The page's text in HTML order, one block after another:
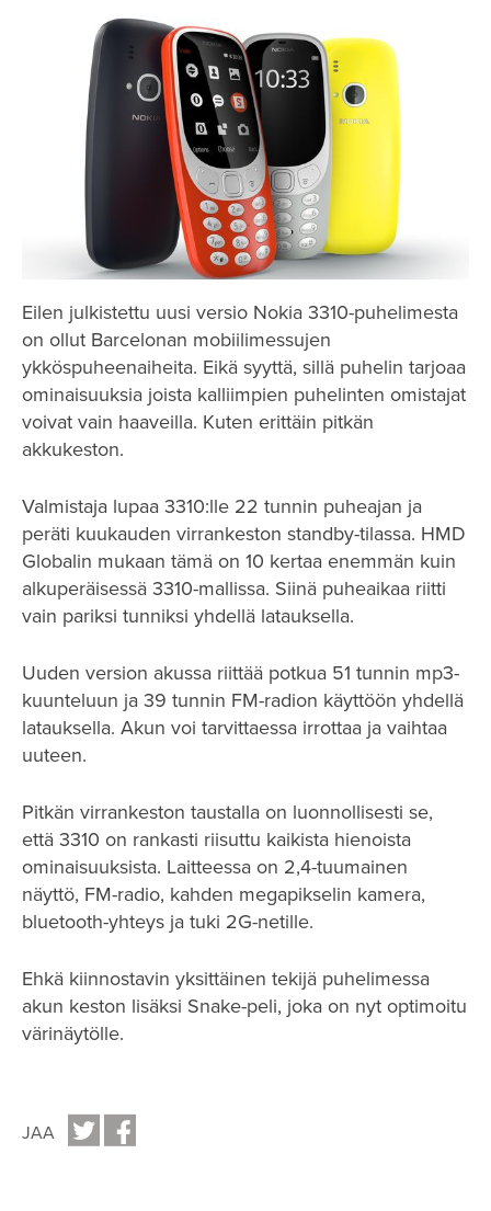
TV-OHJELMA
Hae
Eilen julkistettu uusi versio Nokia 3310-puhelimesta
on ollut Barcelonan mobiilimessujen
ykköspuheenaiheita. Eikä syyttä, sillä puhelin tarjoaa
ominaisuuksia joista kalliimpien puhelinten omistajat
voivat vain haaveilla. Kuten erittäin pitkän
akkukeston.
Valmistaja lupaa 3310:lle 22 tunnin puheajan ja
peräti kuukauden virrankeston standby-tilassa. HMD
Globalin mukaan tämä on 10 kertaa enemmän kuin
alkuperäisessä 3310-mallissa. Siinä puheaikaa riitti
vain pariksi tunniksi yhdellä latauksella.
Uuden version akussa riittää potkua 51 tunnin mp3-
kuunteluun ja 39 tunnin FM-radion käyttöön yhdellä
latauksella. Akun voi tarvittaessa irrottaa ja vaihtaa
uuteen.
Pitkän virrankeston taustalla on luonnollisesti se,
että 3310 on rankasti riisuttu kaikista hienoista
ominaisuuksista. Laitteessa on 2,4-tuumainen
näyttö, FM-radio, kahden megapikselin kamera,
bluetooth-yhteys ja tuki 2G-netille.
Ehkä kiinnostavin yksittäinen tekijä puhelimessa
akun keston lisäksi Snake-peli, joka on nyt optimoitu
värinäytölle.
JAA